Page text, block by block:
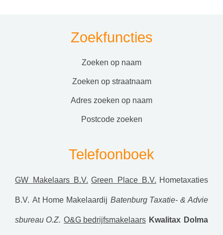
Zoekfuncties
zoeken op naam
zoeken op straatnaam
adres zoeken op naam
postcode zoeken
Telefoonboek
GW Makelaars B.V. Green Place B.V. Hometaxaties
B.V. At Home Makelaardij Batenburg Taxatie- & Advie
sbureau O.Z. O&G bedrijfsmakelaars Kwalitax Dolma